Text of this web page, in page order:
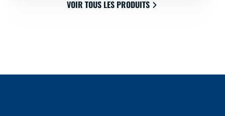
VOIR TOUS LES PRODUITS